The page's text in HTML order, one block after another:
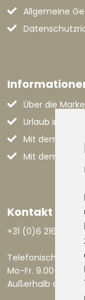
Allgemeine
Über die
Urlaub in den
Mit dem
Mit dem Auto
Kontakt
+31 (0)6 21668801
Telefonisch
Mo-Fr. 9.00-17.30
Außerhalb dieser